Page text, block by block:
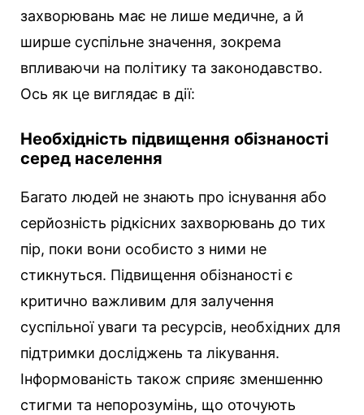
захворювань має не лише медичне, а й
ширше суспільне значення, зокрема
впливаючи на політику та законодавство.
Ось як це виглядає в дії:
Необхідність підвищення обізнаності
серед населення
Багато людей не знають про існування або
серйозність рідкісних захворювань до тих
пір, поки вони особисто з ними не
стикнуться. Підвищення обізнаності є
критично важливим для залучення
суспільної уваги та ресурсів, необхідних для
підтримки досліджень та лікування.
Інформованість також сприяє зменшенню
стигми та непорозумінь, що оточують